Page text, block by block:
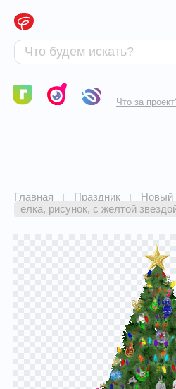
Что за
Главная | Праздник | Новый
елка, рисунок, с желтой